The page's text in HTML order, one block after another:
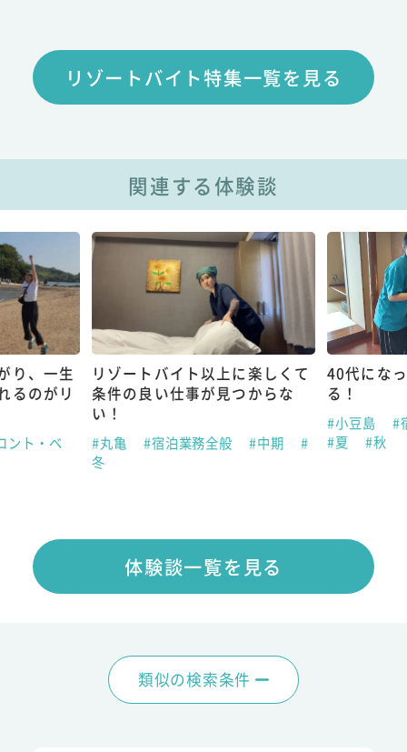
リゾートバイト特集一覧を見る
関連する体験談
り、一生
るのがリ
ント・ベ
リゾートバイト以上に楽しくて
条件の良い仕事が見つからな
い！
#丸亀 #宿泊業務全般 #中期
#
冬
40代にな
る！
#小豆島
#
#夏
#秋
体験談一覧を見る
類似の検索条件